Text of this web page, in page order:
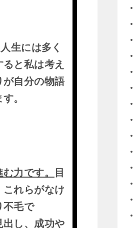
生には多く
と私は考え
が自分の物語
。
力です。
目
れらがなけ
不毛で
し、成功や